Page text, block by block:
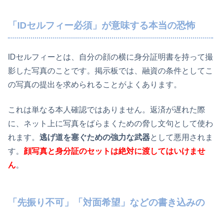
「IDセルフィー必須」が意味する本当の恐怖
IDセルフィーとは、自分の顔の横に身分証明書を持って撮
影した写真のことです。掲示板では、融資の条件としてこ
の写真の提出を求められることがよくあります。
これは単なる本人確認ではありません。返済が遅れた際
に、ネット上に写真をばらまくための脅し文句として使わ
れます。 逃げ道を塞ぐための強力な武器として悪用されま
す。 顔写真と身分証のセットは絶対に渡してはいけませ
ん。
「先振り不可」「対面希望」などの書き込みの